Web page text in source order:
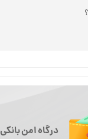
درگاه امن بانکی